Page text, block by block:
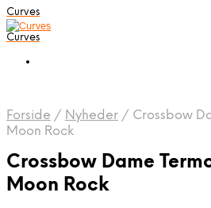
Curves
Curves
Forside / Nyheder / Crossbow
Moon Rock
Crossbow Dame
Moon Rock